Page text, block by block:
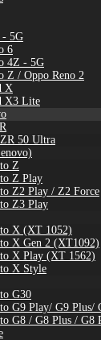
- 5G
6
4Z - 5G
Z / Oppo Reno 2
X
X3 Lite
50 Ultra
Z
Z Play
Z2 Play / Z2 Force
Z3 Play
X (XT 1052)
X Gen 2 (XT1092)
X Play (XT 1562)
X Style
G30
G9 Play/ G9 Plus/
G8 / G8 Plus / G8